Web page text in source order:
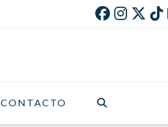
CONTACTO